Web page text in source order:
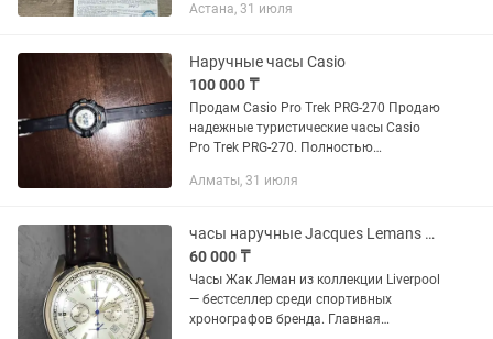
хранятся в коробке, состояние — NOS
Астана, 31 июля
Наручные часы Casio
100 000 ₸
Продам Casio Pro Trek PRG-270 Продаю
надежные туристические часы Casio
Pro Trek PRG-270. Полностью
нареканий. Основные возможности:
Алматы, 31 июля
часы наручные Jacques Lemans 1-1117BN
60 000 ₸
Часы Жак Леман из коллекции Liverpool
— бестселлер среди спортивных
хронографов бренда. Главная